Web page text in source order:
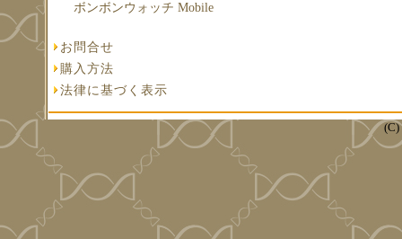
ボンボンウォッチ Mobile
お問合せ
購入方法
法律に基づく表示